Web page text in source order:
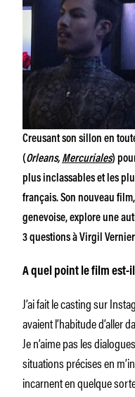
Creusant son sillon en
(Orleans, Mercuriales)
plus inclassables et les
français. Son nouveau
genevoise, explore une
3 questions à Virgil Vernier
A quel point le film est-
J’ai fait le casting sur
avaient l’habitude d’aller
Je n’aime pas les
situations précises en
incarnent en quelque